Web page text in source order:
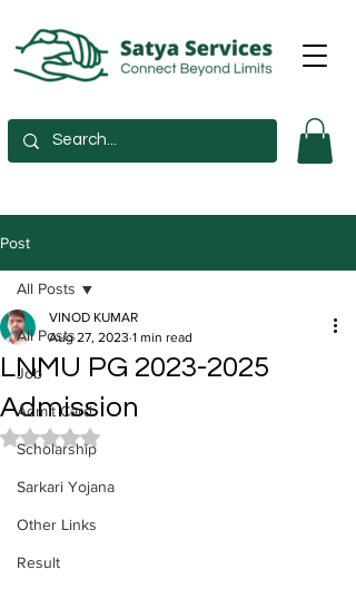
Post
All Posts
Job
Admit Card
Scholarship
Sarkari Yojana
Other Links
Result
All Posts
LNMU PG 2023-2025
Admission
VINOD KUMAR
Aug 27, 2023 1 min read
Rated NaN out of 5 stars.